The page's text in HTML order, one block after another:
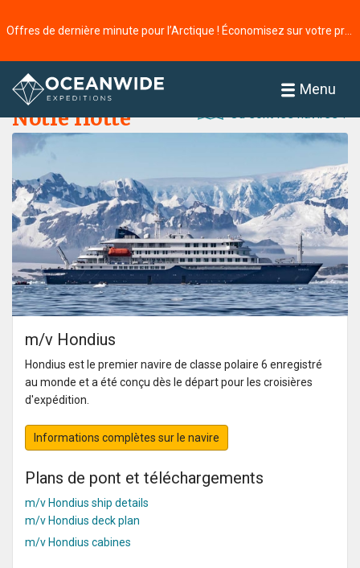
Menu
Accueil
Notre flotte
m/v Hondius
Hondius est le premier navire de classe polaire 6 enregistré
au monde et a été conçu dès le départ pour les croisières
d'expédition.
Informations complètes sur le navire
Plans de pont et téléchargements
m/v Hondius ship details
m/v Hondius deck plan
m/v Hondius cabines